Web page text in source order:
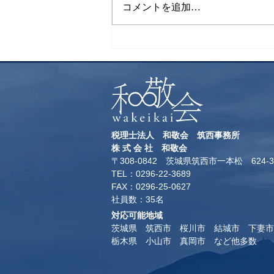
コメントを追加…
対応可能地域
茨城県 筑西市 桜川市 結城市 下妻
​栃木県 小山市 真岡市 など他多数
税理士法人 和敬会 筑西事務所
​株 式 会 社 和敬会
〒308-0842 茨城県筑西市一本松 624-3
TEL：0296-22-3689
​FAX：0296-25-0627
​社員数：35名​